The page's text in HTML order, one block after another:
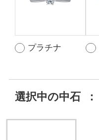
プラチナ
選択中の中石 ：